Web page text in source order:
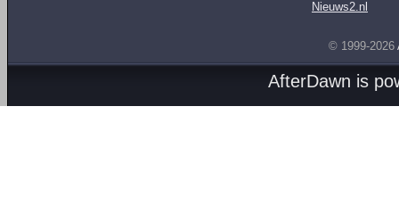
Nieuws2.nl
© 1999-2026
AfterDawn is